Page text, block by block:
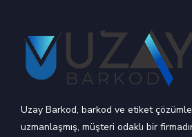
Uzay Barkod, barkod ve etiket
uzmanlaşmış, müşteri odaklı bir